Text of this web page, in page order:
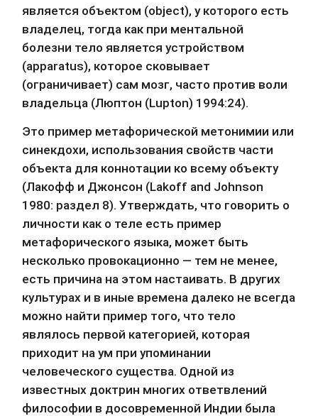
является объектом (object), у которого есть
владелец, тогда как при ментальной
болезни тело является устройством
(apparatus), которое сковывает
(ограничивает) сам мозг, часто против воли
владельца (Люптон (Lupton) 1994:24).
Это пример метафорической метонимии или
синекдохи, использования свойств части
объекта для коннотации ко всему объекту
(Лакофф и Джонсон (Lakoff and Johnson
1980: раздел 8). Утверждать, что говорить о
личности как о теле есть пример
метафорического языка, может быть
несколько провокационно — тем не менее,
есть причина на этом настаивать. В других
культурах и в иные времена далеко не всегда
можно найти пример того, что тело
являлось первой категорией, которая
приходит на ум при упоминании
человеческого существа. Одной из
известных доктрин многих ответвлений
философии в досовременной Индии была